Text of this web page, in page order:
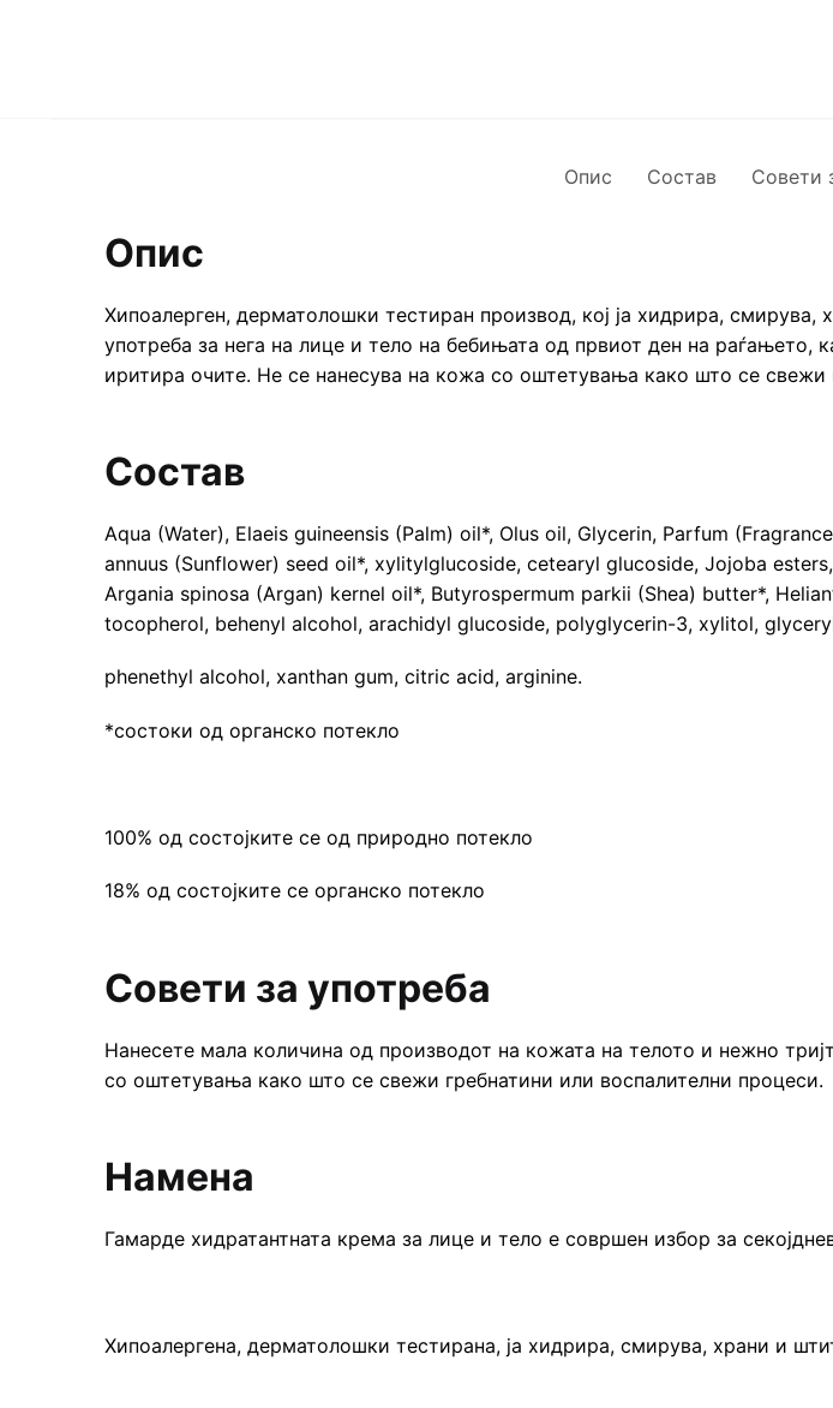
Опис Состав Совети
Опис
Хипоалерген, дерматолошки тестиран производ, кој ја хидрира,
употреба за нега на лице и тело на бебињата од првиот ден на раѓањето,
иритира очите. Не се нанесува на кожа со оштетувања како што се
Состав
Aqua (Water), Elaeis guineensis (Palm) oil*, Olus oil, Glycerin, Parfum
annuus (Sunflower) seed oil*, xylitylglucoside, cetearyl glucoside, Jojoba
Argania spinosa (Argan) kernel oil*, Butyrospermum parkii (Shea) butter*,
tocopherol, behenyl alcohol, arachidyl glucoside, polyglycerin-3, xylitol,
phenethyl alcohol, xanthan gum, citric acid, arginine.
*состоки од органско потекло
100% од состојките се од природно потекло
18% од состојките се органско потекло
Совети за употреба
Нанесете мала количина од производот на кожата на телото и нежно
со оштетувања како што се свежи гребнатини или воспалителни процеси.
Намена
Гамарде хидратантната крема за лице и тело е совршен избор за
Хипоалергена, дерматолошки тестирана, ја хидрира, смирува, храни и